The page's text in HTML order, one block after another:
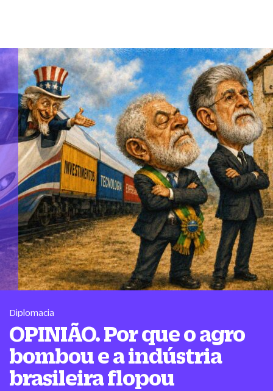
Diplomacia
OPINIÃO. Por que o agro
bombou e a indústria
brasileira flopou